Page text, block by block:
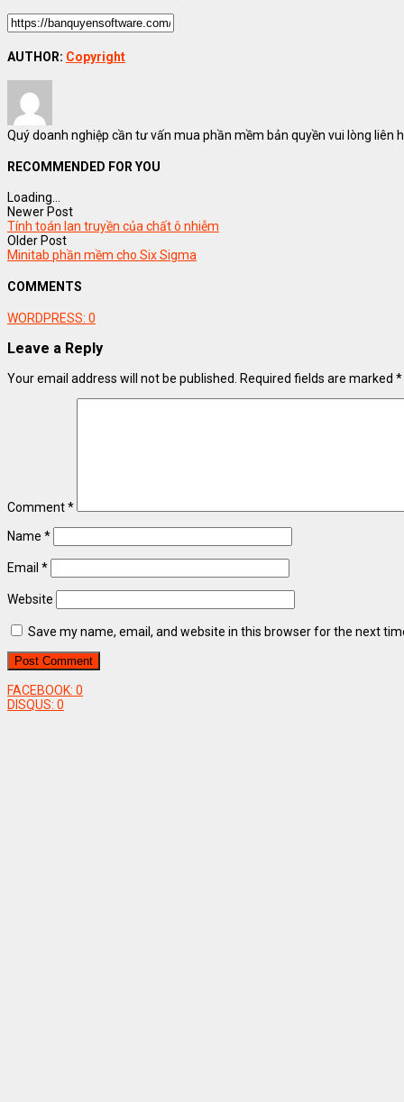
AUTHOR: Copyright
Quý doanh nghiệp cần tư vấn mua phần mềm bản quyền vui lòng liên
RECOMMENDED FOR YOU
Loading...
Newer Post
Tính toán lan truyền của chất ô nhiễm
Older Post
Minitab phần mềm cho Six Sigma
COMMENTS
WORDPRESS: 0
Leave a Reply
Your email address will not be published. Required fields are marked *
Comment*
Name *
Email *
Website
Save my name, email, and website in this browser for the next
FACEBOOK: 0
DISQUS: 0